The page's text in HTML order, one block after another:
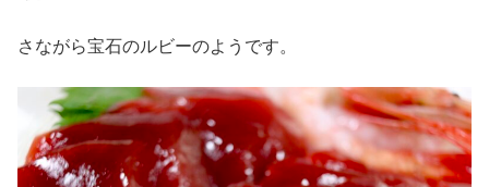
さながら宝石のルビーのようです。